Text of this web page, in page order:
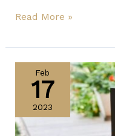
Read More »
Feb
17
2023
Tala:
novedosa
luz
para